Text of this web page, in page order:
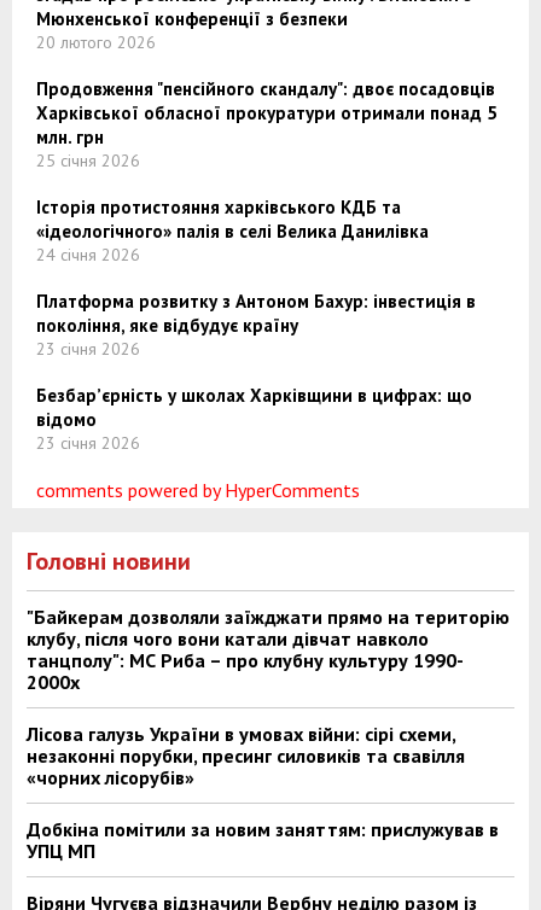
Мюнхенської конференції з безпеки
20 лютого 2026
Продовження "пенсійного скандалу": двоє посадовців
Харківської обласної прокуратури отримали понад 5
млн. грн
25 січня 2026
Історія протистояння харківського КДБ та
«ідеологічного» палія в селі Велика Данилівка
24 січня 2026
Платформа розвитку з Антоном Бахур: інвестиція в
покоління, яке відбудує країну
23 січня 2026
Безбар’єрність у школах Харківщини в цифрах: що
відомо
23 січня 2026
comments powered by HyperComments
Головні новини
"Байкерам дозволяли заїжджати прямо на територію
клубу, після чого вони катали дівчат навколо
танцполу": МС Риба – про клубну культуру 1990-
2000х
Лісова галузь України в умовах війни: сірі схеми,
незаконні порубки, пресинг силовиків та свавілля
«чорних лісорубів»
Добкіна помітили за новим заняттям: прислужував в
УПЦ МП
Віряни Чугуєва відзначили Вербну неділю разом із